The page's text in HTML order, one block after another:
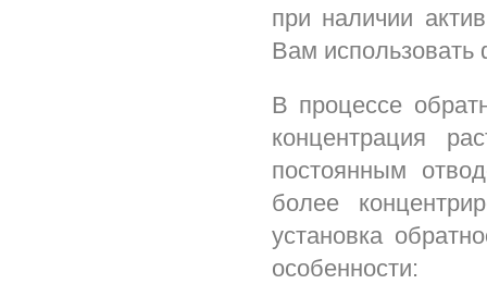
при наличии
Вам использовать
В процессе
концентрация
постоянным
более
установка
особенности: